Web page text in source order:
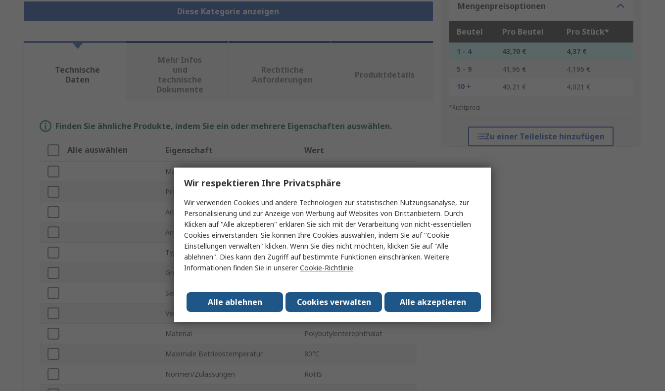
Diese Kategorie anzeigen
Mengenpreisoptionen
Beutel Pro Beutel Pro Stück*
1 - 4 43,70 €
4,37 €
5 - 9
41,96 €
4,196 €
10 +
40,21 € 4,021 €
*Richtpreis
Zu einer Teileliste hinzufügen
Technische
Daten
Mehr Infos
und
technische
Dokumente
Rechtliche
Anforderungen
Produktdetails
Finden Sie ähnliche Produkte, indem Sie ein oder mehrere Eigenschaften auswählen.
Alle auswählen Eigenschaft Wert
Marke
Produkt Typ
Anschlussgewinde Größe R 1/8 Zoll
Anschluss - Gewindestandard R
Typ der Rohrverbindung Einsteck-Anschluss
Größe der Rohrverbindung 6mm
Serie QSLV
Verbindungstyp Stecker
Material Polybutylenterephthalat
Maximale Betriebstemperatur 80°C
Normen/Zulassungen RoHS
Wir respektieren Ihre Privatsphäre
Wir verwenden Cookies und andere Technologien zur statistischen Nutzungsanalyse, zur
Personalisierung und zur Anzeige von Werbung auf Websites von Drittanbietern. Durch
Klicken auf "Alle akzeptieren" erklären Sie sich mit der Verarbeitung von nicht-essentiellen
Cookies einverstanden. Sie können Ihre Cookies auswählen, indem Sie auf "Cookie
Einstellungen verwalten" klicken. Wenn Sie dies nicht möchten, klicken Sie auf "Alle
ablehnen". Dies kann den Zugriff auf bestimmte Funktionen einschränken. Weitere
Informationen finden Sie in unsererCookie-Richtlinie.
Alle akzeptieren
Cookies verwalten
Alle ablehnen